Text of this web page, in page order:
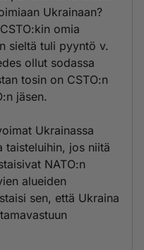
Ukrainaan?
omia
sieltä tuli pyyntö v.
ollut sodassa
tosin on CSTO:n
jäsen.
Ukrainassa
taisteluihin, jos niitä
NATO:n
alueiden
sen, että Ukraina